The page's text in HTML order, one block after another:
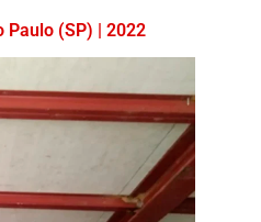
Paulo (SP) | 2022